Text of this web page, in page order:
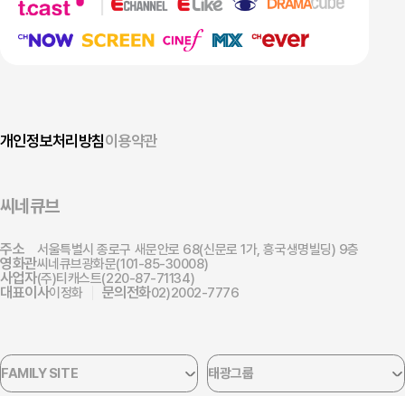
개인정보처리방침이용약관
씨네큐브
주소 서울특별시 종로구 새문안로 68(신문로 1가, 흥국생명빌딩) 9층
영화관씨네큐브광화문(101-85-30008)
사업자(주)티캐스트(220-87-71134)
대표이사이정화 문의전화02)2002-7776
FAMILY SITE 태광그룹